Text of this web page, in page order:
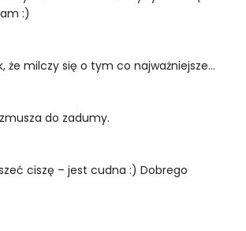
:)
że milczy się o tym co najważniejsze…
do zadumy.
ciszę – jest cudna :) Dobrego